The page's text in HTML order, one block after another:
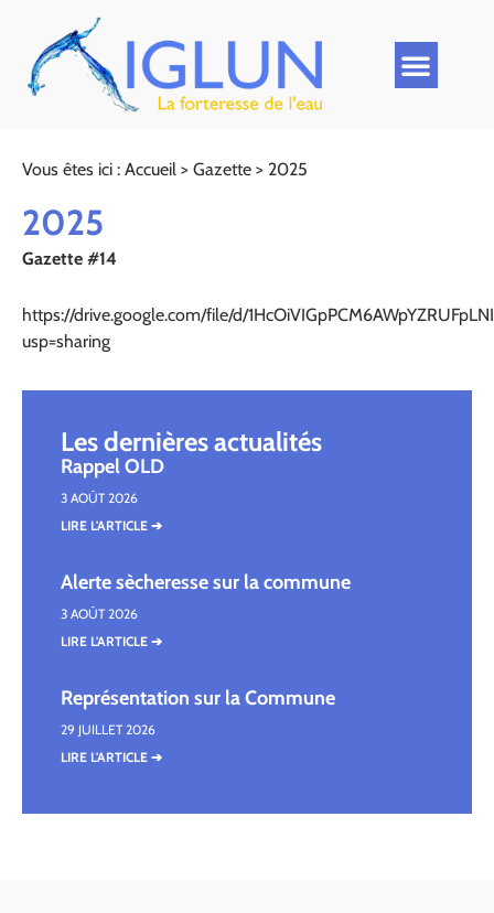
Vous êtes ici : Accueil > Gazette > 2025
2025
Gazette #14
https://drive.google.com/file/d/
usp=sharing
Les dernières actualités
Rappel OLD
3 AOÛT 2026
LIRE L'ARTICLE ➔
Alerte sècheresse sur la commune
3 AOÛT 2026
LIRE L'ARTICLE ➔
Représentation sur la Commune
29 JUILLET 2026
LIRE L'ARTICLE ➔